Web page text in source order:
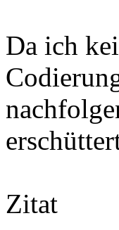
Da ich
Zitat